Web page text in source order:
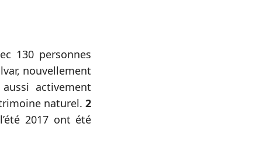
130 personnes
nouvellement
activement
naturel.2
2017 ont été